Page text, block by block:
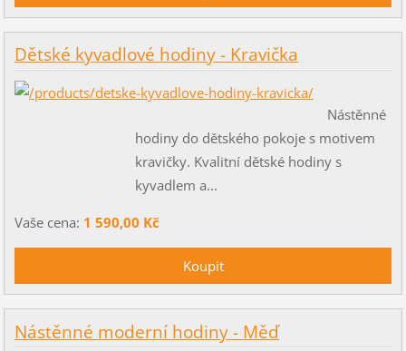
Dětské kyvadlové hodiny - Kravička
Nástěnné
hodiny do dětského pokoje s motivem
kravičky. Kvalitní dětské hodiny s
kyvadlem a...
Vaše cena: 1 590,00 Kč
Nástěnné moderní hodiny - Měď